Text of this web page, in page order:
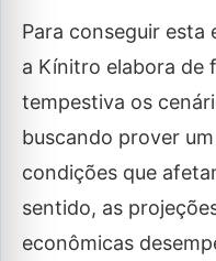
Para conseguir esta
a Kínitro elabora de
tempestiva os
buscando prover
condições que
sentido, as
econômicas